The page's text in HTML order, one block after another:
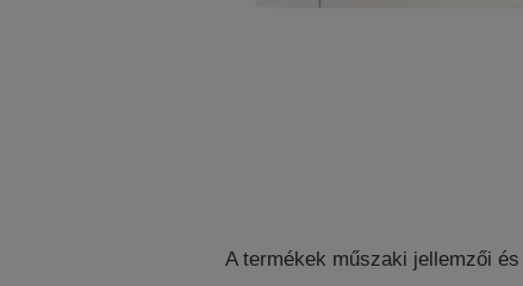
A termékek műszaki jellemzői